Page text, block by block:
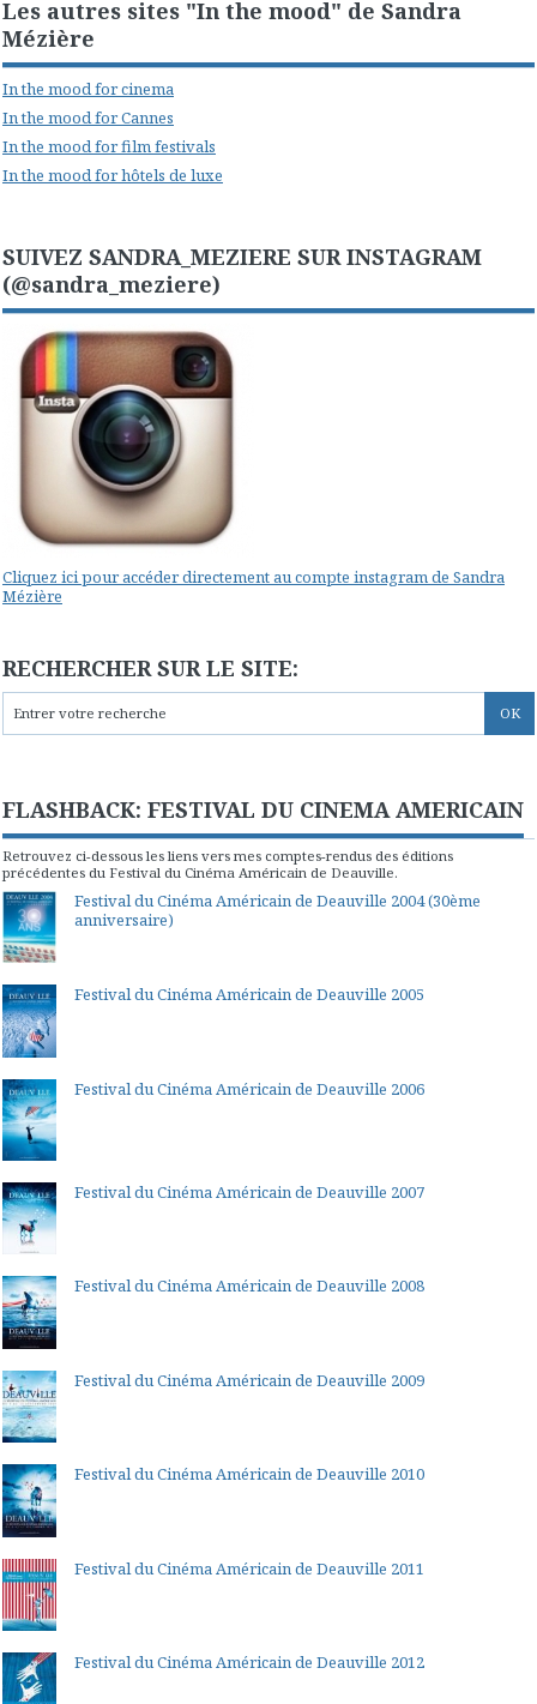
Les autres sites "In the mood" de Sandra
Mézière
In the mood for cinema
In the mood for Cannes
In the mood for film festivals
In the mood for hôtels de luxe
SUIVEZ SANDRA_MEZIERE SUR INSTAGRAM
(@sandra_meziere)
Cliquez ici pour accéder directement au compte instagram de Sandra
Mézière
RECHERCHER SUR LE SITE:
FLASHBACK: FESTIVAL DU CINEMA AMERICAIN
Retrouvez ci-dessous les liens vers mes comptes-rendus des éditions
précédentes du Festival du Cinéma Américain de Deauville.
Festival du Cinéma Américain de Deauville 2004 (30ème
anniversaire)
Festival du Cinéma Américain de Deauville 2005
Festival du Cinéma Américain de Deauville 2006
Festival du Cinéma Américain de Deauville 2007
Festival du Cinéma Américain de Deauville 2008
Festival du Cinéma Américain de Deauville 2009
Festival du Cinéma Américain de Deauville 2010
Festival du Cinéma Américain de Deauville 2011
Festival du Cinéma Américain de Deauville 2012